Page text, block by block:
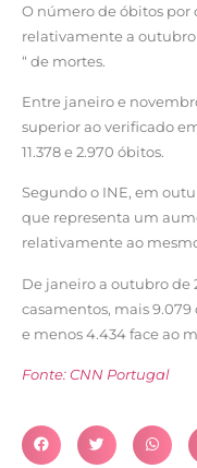
O número de óbitos por
relativamente a outubro
“ de mortes.
Entre janeiro e
superior ao verificado
11.378 e 2.970 óbitos.
Segundo o INE, em
que representa um
relativamente ao
De janeiro a outubro de
casamentos, mais
e menos 4.434 face ao
Fonte: CNN Portugal